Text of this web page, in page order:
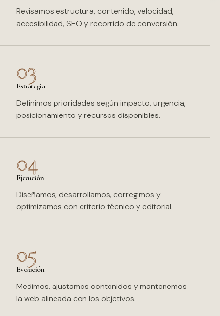
Revisamos estructura, contenido, velocidad,
accesibilidad, SEO y recorrido de conversión.
03
Estrategia
Definimos prioridades según impacto, urgencia,
posicionamiento y recursos disponibles.
04
Ejecución
Diseñamos, desarrollamos, corregimos y
optimizamos con criterio técnico y editorial.
05
Evolución
Medimos, ajustamos contenidos y mantenemos
la web alineada con los objetivos.